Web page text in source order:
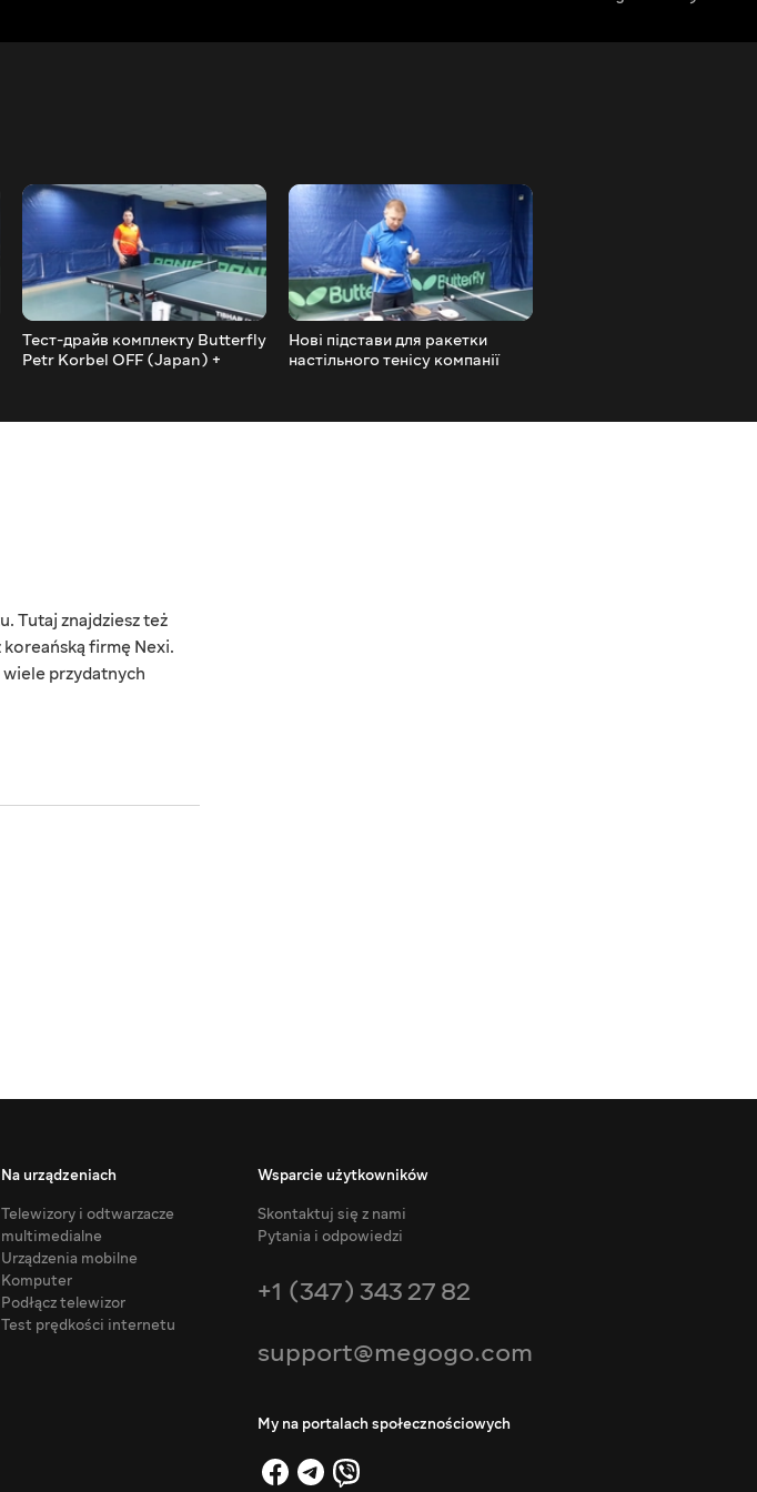
Тест-драйв комплекту Butterfly
Petr Korbel OFF (Japan) +
Нові підстави для ракетки
настільного тенісу компанії
Tutaj znajdziesz też
firmę Nexi.
przydatnych
Na urządzeniach
Telewizory i odtwarzacze
multimedialne
Urządzenia mobilne
Komputer
Podłącz telewizor
Test prędkości internetu
Wsparcie użytkowników
Skontaktuj się z nami
Pytania i odpowiedzi
+1 (347) 343 27 82
support@megogo.com
My na portalach społecznościowych